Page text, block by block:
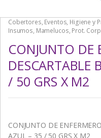
Cobertores, Eventos, Higiene y
Insumos, Mamelucos, Prot.
CONJUNTO DE
DESCARTABLE
/ 50 GRS X M2
CONJUNTO DE
AZUL – 35 / 50 GRS X M2